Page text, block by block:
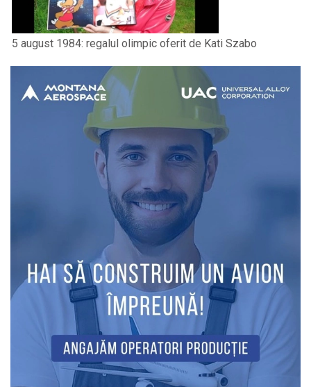
5 august 1984: regalul olimpic oferit de Kati Szabo